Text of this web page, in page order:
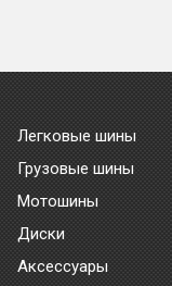
Легковые шины
Грузовые шины
Мотошины
Диски
Аксессуары